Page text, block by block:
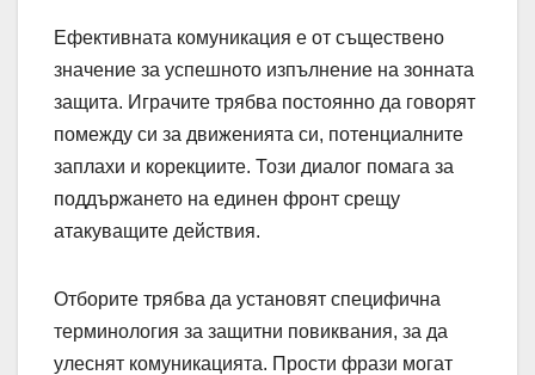
Ефективната комуникация е от съществено
значение за успешното изпълнение на зонната
защита. Играчите трябва постоянно да говорят
помежду си за движенията си, потенциалните
заплахи и корекциите. Този диалог помага за
поддържането на единен фронт срещу
атакуващите действия.
Отборите трябва да установят специфична
терминология за защитни повиквания, за да
улеснят комуникацията. Прости фрази могат